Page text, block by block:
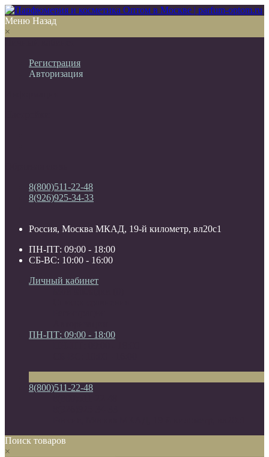
Меню Назад
×
Регистрация
Авторизация
8(800)511-22-48
8(926)925-34-33
Россия, Москва МКАД, 19-й километр, вл20с1
ПН-ПТ: 09:00 - 18:00
СБ-ВС: 10:00 - 16:00
Личный кабинет
ПН-ПТ: 09:00 - 18:00
8(800)511-22-48
Поиск товаров
×